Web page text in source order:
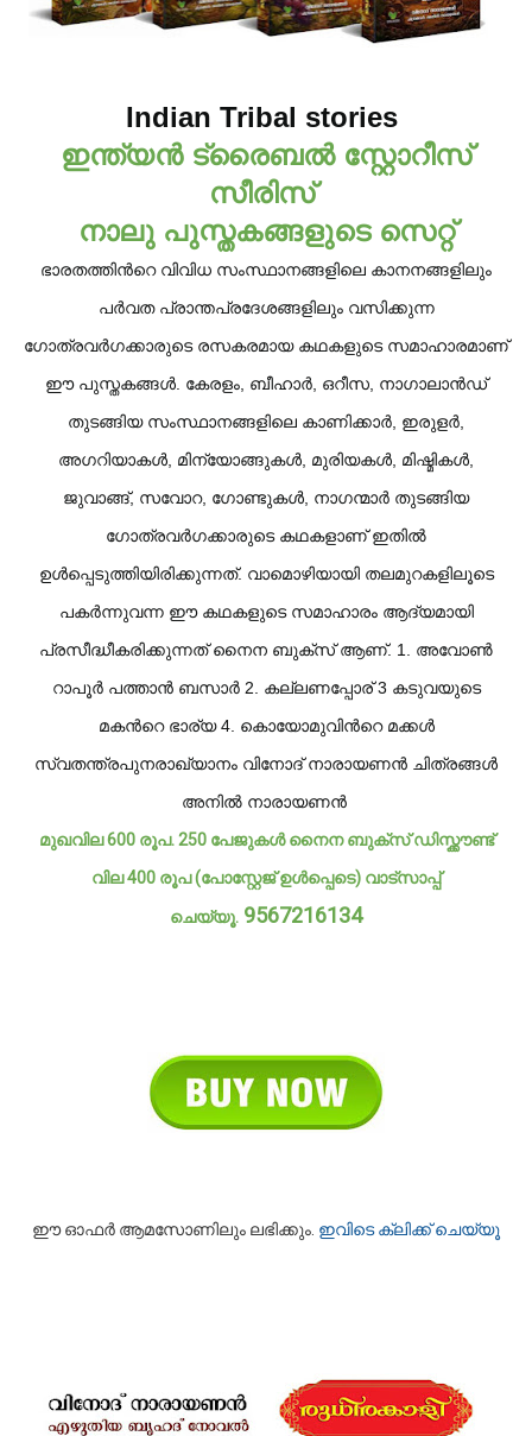
Indian Tribal stories
ഇന്ത്യന്‍ ട്രൈബല്‍ സ്റ്റോറീസ്
സീരിസ്
നാലു പുസ്തകങ്ങളുടെ സെറ്റ്
ഭാരതത്തിന്‍റെ വിവിധ സംസ്ഥാനങ്ങളിലെ കാനനങ്ങളിലും
പര്‍വത പ്രാന്തപ്രദേശങ്ങളിലും വസിക്കുന്ന
ഗോത്രവര്‍ഗക്കാരുടെ രസകരമായ കഥകളുടെ സമാഹാരമാണ്
ഈ പുസ്തകങ്ങള്‍. കേരളം, ബീഹാര്‍, ഒറീസ, നാഗാലാന്‍ഡ്
തുടങ്ങിയ സംസ്ഥാനങ്ങളിലെ കാണിക്കാര്‍, ഇരുളര്‍,
അഗറിയാകള്‍, മിന്യോങ്ങുകള്‍, മുരിയകള്‍, മിഷ്മികള്‍,
ജുവാങ്ങ്, സവോറ, ഗോണ്ടുകള്‍, നാഗന്മാര്‍ തുടങ്ങിയ
ഗോത്രവര്‍ഗക്കാരുടെ കഥകളാണ് ഇതില്‍
ഉള്‍പ്പെടുത്തിയിരിക്കുന്നത്. വാമൊഴിയായി തലമുറകളിലൂടെ
പകര്‍ന്നുവന്ന ഈ കഥകളുടെ സമാഹാരം ആദ്യമായി
പ്രസീദ്ധീകരിക്കുന്നത് നൈന ബുക്സ് ആണ്. 1. അവോണ്‍
റാപൂര്‍ പത്താന്‍ ബസാര്‍ 2. കല്ലണപ്പോര് 3 കടുവയുടെ
മകന്‍റെ ഭാര്യ 4. കൊയോമുവിന്‍റെ മക്കള്‍
സ്വതന്ത്രപുനരാഖ്യാനം വിനോദ് നാരായണന്‍ ചിത്രങ്ങള്‍
അനില്‍ നാരായണന്‍
മുഖവില 600 രൂപ. 250 പേജുകള്‍ നൈന ബുക്സ് ഡിസ്ക്കൗണ്ട്
വില 400 രൂപ (പോസ്റ്റേജ് ഉള്‍പ്പെടെ) വാട്സാപ്പ്
ചെയ്യൂ. 9567216134
ഈ ഓഫര്‍ ആമസോണിലും ലഭിക്കും. ഇവിടെ ക്ലിക്ക് ചെയ്യൂ